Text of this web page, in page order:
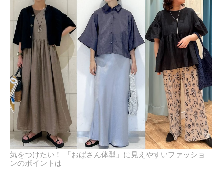
気をつけたい！ 「おばさん体型」に見えやすいファッショ
ンのポイントは